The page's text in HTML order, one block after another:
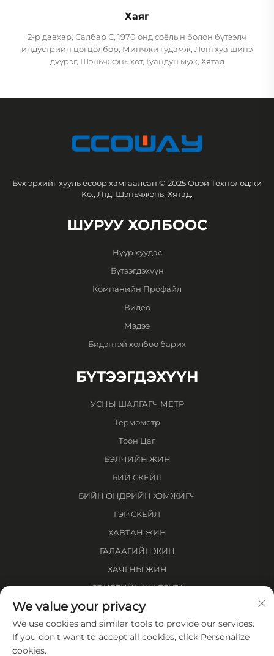
Хаяг
2-р давхар, Салбар С, 1970 онд соёлын болон бүтээлч
индустрийн цогцолбор, Минчжи гудамж, Лонгхуа шинэ
дүүрэг, Шэньчжэнь хот, Гуандун муж, Хятад
Бүх эрхийг хууль ёсоор хамгаалсан © 2025 Овэй Технолоджи
Ко., Лтд, Шэньчжэнь, Хятад.
ШУРУУ ХОЛБООС
Нүүр хуудас
Бүтээгдэхүүн
Компанийн Профайл
Видео
Мэдээ
Бидэнтэй холбоо барих
БҮТЭЭГДЭХҮҮН
УСНЫ ШАЛГАГЧ МЕТР
Термометр
Тоон Цаг
БЭЛЧИЙН ЖИН
БИЙ СКЕЙЛ
БИЙН ӨНДРИЙН ХЭМЖИГЧ
ГЭР СКЕЙЛ
ХАВТАН ЖИН
ГАЛААГИЙН ЖИН
ХАЯГНЫ ЖИН
СПИРТИЙН ШАЛГАГЧ
ЗАЙН ХЭМЖИГЧ
Компанийн тухай
We value your privacy
We use cookies and similar tools to provide our services.
If you don't want to accept all cookies, click Personalize
cookies.